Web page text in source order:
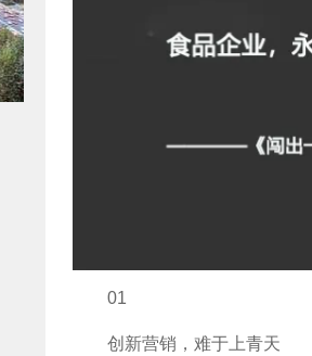
01
创新营销，难于上青天